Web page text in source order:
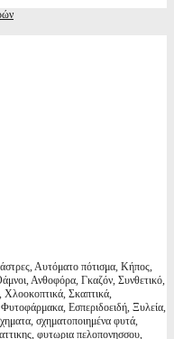
Αυτόματο πότισμα, Κήπος,
Ανθοφόρα, Γκαζόν, Συνθετικό,
Σκαπτικά,
Εσπεριδοειδή, Ξυλεία,
σχηματοποιημένα φυτά,
φυτωρια πελοπονησσου,